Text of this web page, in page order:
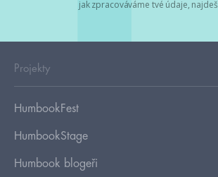
jak zpracováváme tvé údaje, najdeš
Projekty
HumbookFest
HumbookStage
Humbook blogeři